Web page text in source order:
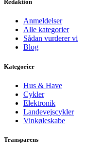
Redaktion
Anmeldelser
Alle kategorier
Sådan vurderer vi
Blog
Kategorier
Hus & Have
Cykler
Elektronik
Landevejscykler
Vinkøleskabe
Transparens